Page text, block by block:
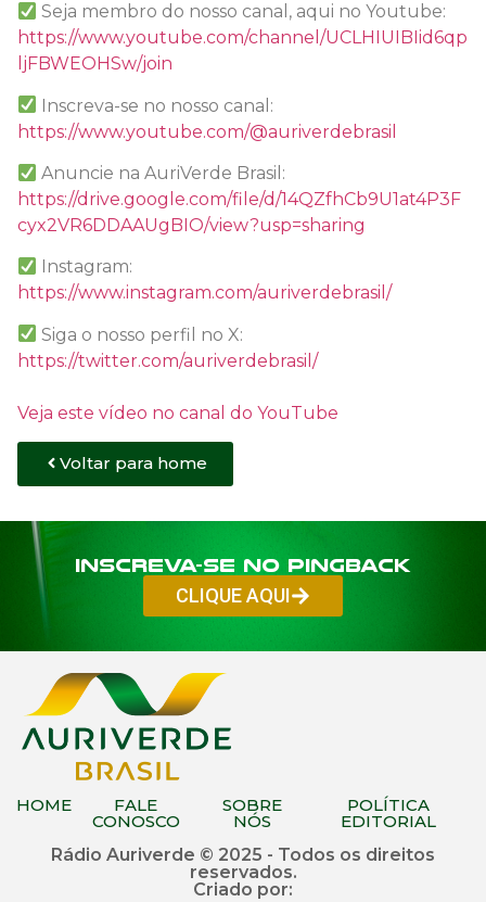
Seja membro do nosso canal, aqui no Youtube:
https://www.youtube.com/channel/UCLHIUIBIid6qp
ljFBWEOHSw/join
Inscreva-se no nosso canal:
https://www.youtube.com/@auriverdebrasil
Anuncie na AuriVerde Brasil:
https://drive.google.com/file/d/14QZfhCb9U1at4P3F
cyx2VR6DDAAUgBIO/view?usp=sharing
Instagram:
https://www.instagram.com/auriverdebrasil/
Siga o nosso perfil no X:
https://twitter.com/auriverdebrasil/
Veja este vídeo no canal do YouTube
Voltar para home
Inscreva-se no PINGBACK
CLIQUE AQUI
HOME FALE
CONOSCO
SOBRE
NÓS
POLÍTICA
EDITORIAL
Rádio Auriverde © 2025 - Todos os direitos
reservados.
Criado por: